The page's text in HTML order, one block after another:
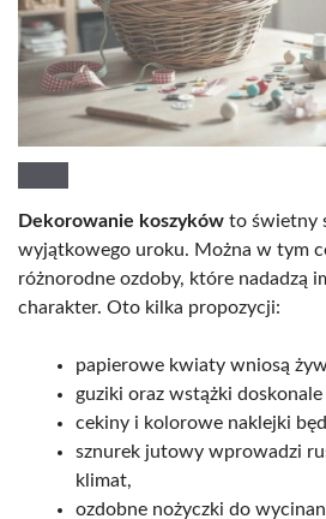
Dekorowanie koszyków to świetny
wyjątkowego uroku. Można w tym
różnorodne ozdoby, które nadadzą
charakter. Oto kilka propozycji:
papierowe kwiaty wniosą
guziki oraz wstążki doskonale
cekiny i kolorowe naklejki
sznurek jutowy wprowadzi
klimat,
ozdobne nożyczki do